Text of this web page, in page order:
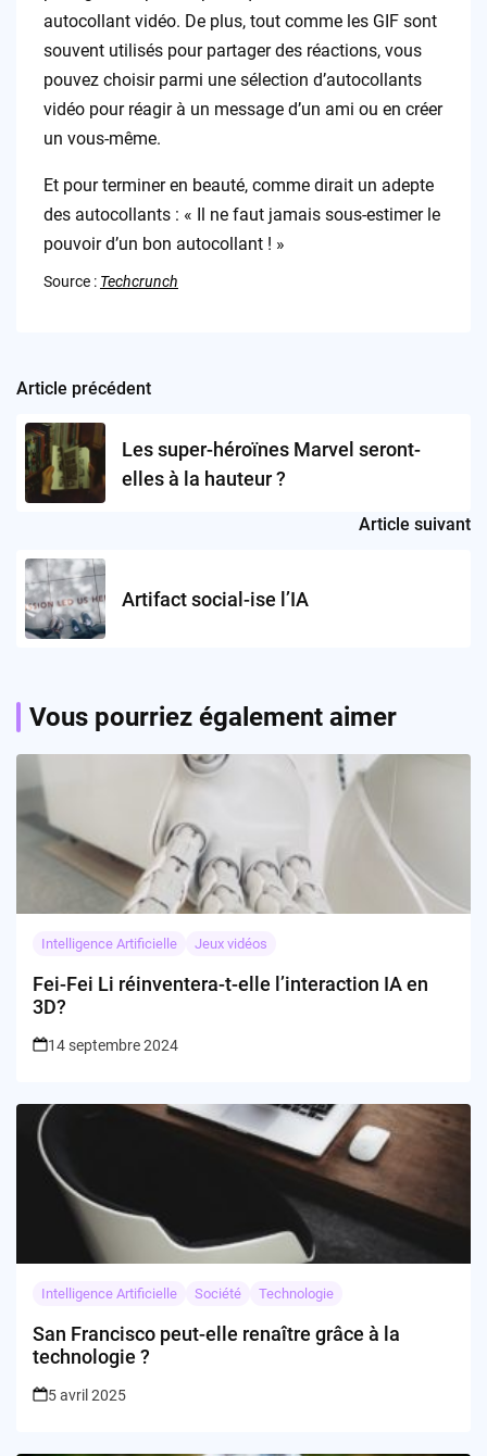
autocollant vidéo. De plus, tout comme les GIF sont
souvent utilisés pour partager des réactions, vous
pouvez choisir parmi une sélection d’autocollants
vidéo pour réagir à un message d’un ami ou en créer
un vous-même.
Et pour terminer en beauté, comme dirait un adepte
des autocollants : « Il ne faut jamais sous-estimer le
pouvoir d’un bon autocollant ! »
Source : Techcrunch
Post
navigation
Article précédent
Les super-héroïnes Marvel seront-
elles à la hauteur ?
Article suivant
Artifact social-ise l’IA
Vous pourriez également aimer
Intelligence Artificielle Jeux vidéos
Fei-Fei Li réinventera-t-elle l’interaction IA en
3D?
14 septembre 2024
Intelligence Artificielle Société Technologie
San Francisco peut-elle renaître grâce à la
technologie ?
5 avril 2025